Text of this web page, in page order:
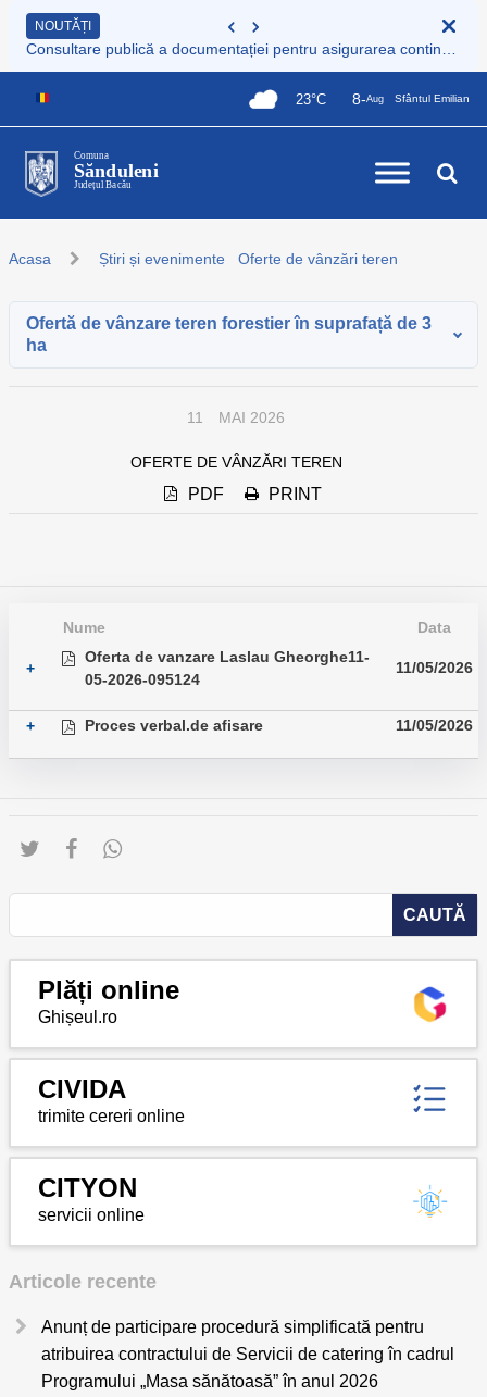
NOUTĂȚI
23°C 8-Aug Sfântul Emilian
Comuna
Sănduleni
Județul Bacău
Acasa Știri și evenimente Oferte de vânzări teren
Ofertă de vânzare teren forestier în suprafață de 3
ha
11 MAI 2026
OFERTE DE VÂNZĂRI TEREN
PDF PRINT
Nume Data
+
Oferta de vanzare Laslau Gheorghe11-
05-2026-095124
11/05/2026
+ Proces verbal.de afisare 11/05/2026
Plăți online
Ghișeul.ro
CIVIDA
trimite cereri online
CITYON
servicii online
Articole recente
Anunț de participare procedură simplificată pentru
atribuirea contractului de Servicii de catering în cadrul
Programului „Masa sănătoasă” în anul 2026